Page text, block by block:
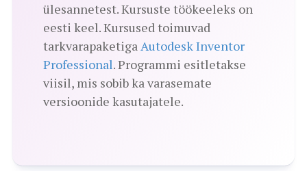
ülesannetest. Kursuste töökeeleks on
eesti keel. Kursused toimuvad
tarkvarapaketigaAutodesk Inventor
Professional. Programmi esitletakse
viisil, mis sobib ka varasemate
versioonide kasutajatele.